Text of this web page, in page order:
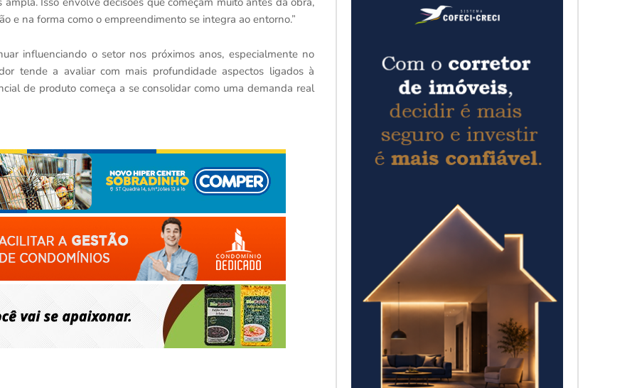
e na forma como o empreendimento se integra ao entorno.”
influenciando o setor nos próximos anos, especialmente no
tende a avaliar com mais profundidade aspectos ligados à
de produto começa a se consolidar como uma demanda real